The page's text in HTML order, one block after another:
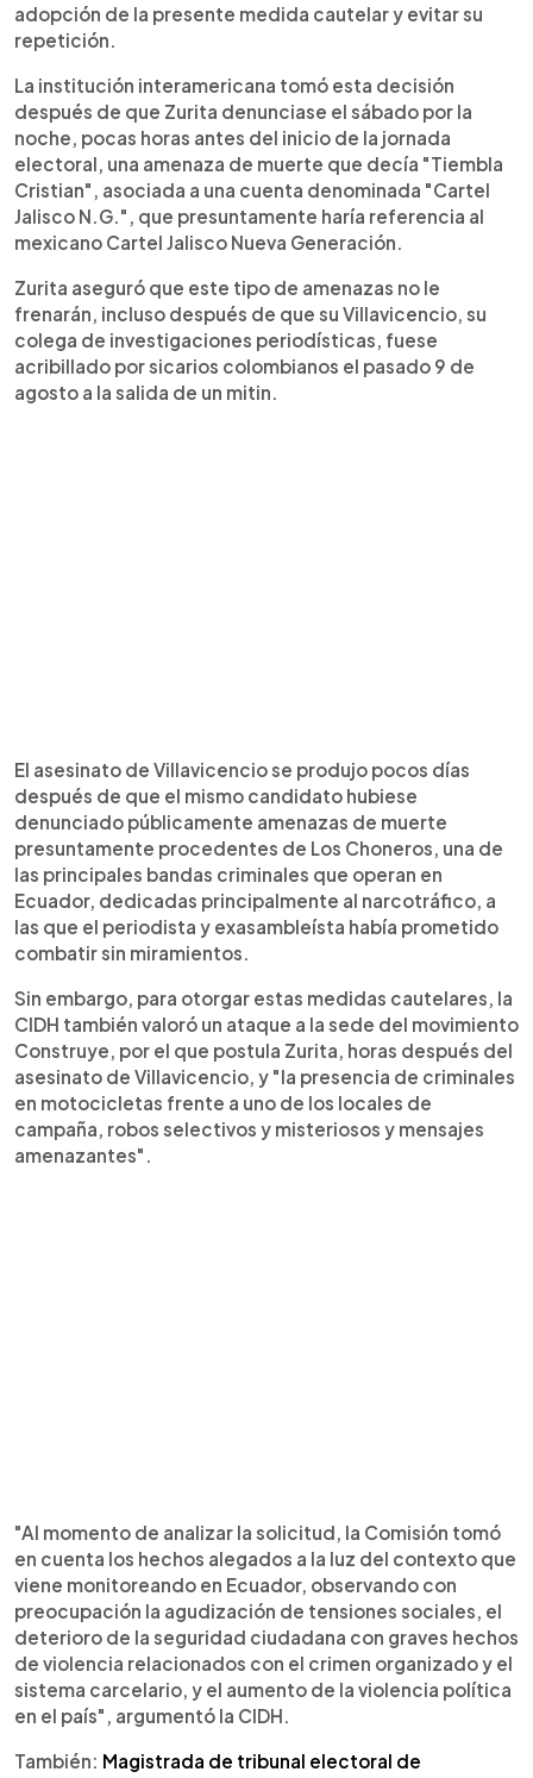
adopción de la presente medida cautelar y evitar su
repetición.
La institución interamericana tomó esta decisión
después de que Zurita denunciase el sábado por la
noche, pocas horas antes del inicio de la jornada
electoral, una amenaza de muerte que decía "Tiembla
Cristian", asociada a una cuenta denominada "Cartel
Jalisco N.G.", que presuntamente haría referencia al
mexicano Cartel Jalisco Nueva Generación.
Zurita aseguró que este tipo de amenazas no le
frenarán, incluso después de que su Villavicencio, su
colega de investigaciones periodísticas, fuese
acribillado por sicarios colombianos el pasado 9 de
agosto a la salida de un mitin.
El asesinato de Villavicencio se produjo pocos días
después de que el mismo candidato hubiese
denunciado públicamente amenazas de muerte
presuntamente procedentes de Los Choneros, una de
las principales bandas criminales que operan en
Ecuador, dedicadas principalmente al narcotráfico, a
las que el periodista y exasambleísta había prometido
combatir sin miramientos.
Sin embargo, para otorgar estas medidas cautelares, la
CIDH también valoró un ataque a la sede del movimiento
Construye, por el que postula Zurita, horas después del
asesinato de Villavicencio, y "la presencia de criminales
en motocicletas frente a uno de los locales de
campaña, robos selectivos y misteriosos y mensajes
amenazantes".
"Al momento de analizar la solicitud, la Comisión tomó
en cuenta los hechos alegados a la luz del contexto que
viene monitoreando en Ecuador, observando con
preocupación la agudización de tensiones sociales, el
deterioro de la seguridad ciudadana con graves hechos
de violencia relacionados con el crimen organizado y el
sistema carcelario, y el aumento de la violencia política
en el país", argumentó la CIDH.
También: Magistrada de tribunal electoral de